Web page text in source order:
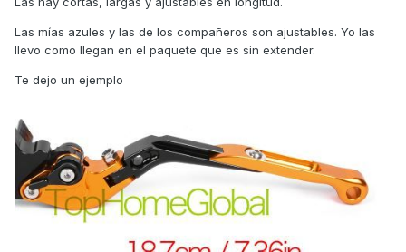
Las mías azules y las de los compañeros son ajustables. Yo las
llevo como llegan en el paquete que es sin extender.
Te dejo un ejemplo